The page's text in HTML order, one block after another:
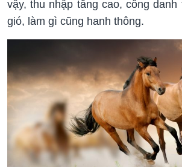
vậy, thu nhập tăng cao, công danh
gió, làm gì cũng hanh thông.